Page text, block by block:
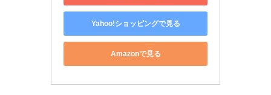
Yahoo!ショッピングで見る
Amazonで見る